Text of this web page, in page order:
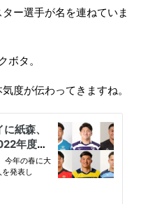
ー選手が名を連ねていま
ボタ。
度が伝わってきますね。